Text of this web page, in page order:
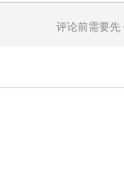
评论前需要先